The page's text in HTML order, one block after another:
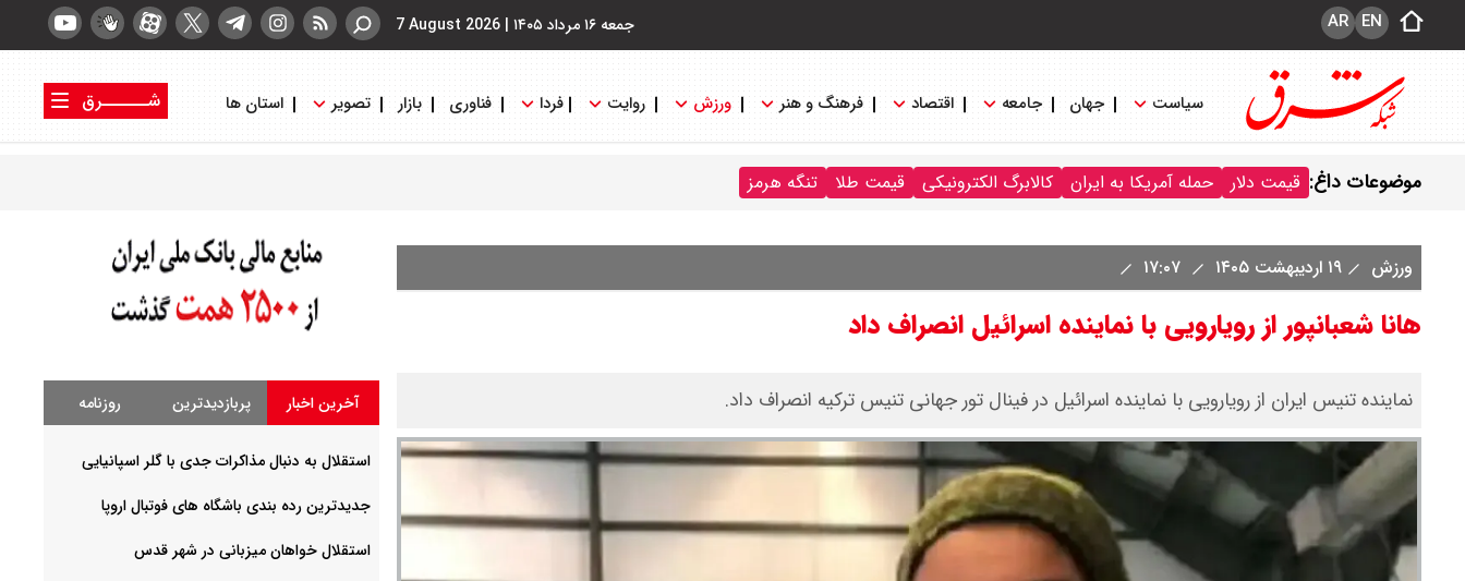
جمعه ۱۶ مرداد ۱۴۰۵ |
7 August 2026 EN
AR
سیاست جهان جامعه اقتصاد فرهنگ و هنر ورزش روایت فردا فناوری بازار تصویر استان ها
شــــــرق
موضوعات داغ: قیمت دلار حمله آمریکا به ایران کالابرگ الکترونیکی قیمت طلا تنگه هرمز
ورزش ۱۹ اردیبهشت ۱۴۰۵
هانا شعبانپور از رویارویی با نماینده اسرائیل انصراف داد
نماینده تنیس ایران از رویارویی با نماینده اسرائیل در فینال تور جهانی تنیس ترکیه انصراف داد. آخرین اخبار پربازدیدترین روزنامه
استقلال به دنبال مذاکرات جدی با گلر اسپانیایی
جدیدترین رده بندی باشگاه های فوتبال اروپا
استقلال خواهان میزبانی در شهر قدس